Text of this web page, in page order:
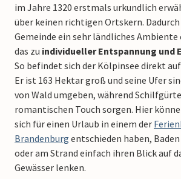
im Jahre 1320 erstmals urkundlich
über keinen richtigen Ortskern.
Gemeinde ein sehr ländliches
das zu individueller Entspannung und
So befindet sich der Kölpinsee direkt
Er ist 163 Hektar groß und seine Ufer
von Wald umgeben, während
romantischen Touch sorgen. Hier
sich für einen Urlaub in einem der
Brandenburg entschieden haben,
oder am Strand einfach ihren Blick auf
Gewässer lenken.